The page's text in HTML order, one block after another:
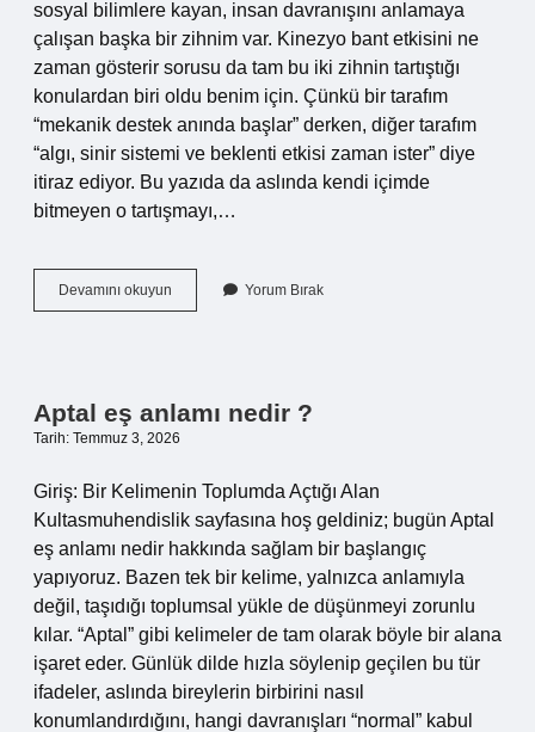
sosyal bilimlere kayan, insan davranışını anlamaya
çalışan başka bir zihnim var. Kinezyo bant etkisini ne
zaman gösterir sorusu da tam bu iki zihnin tartıştığı
konulardan biri oldu benim için. Çünkü bir tarafım
“mekanik destek anında başlar” derken, diğer tarafım
“algı, sinir sistemi ve beklenti etkisi zaman ister” diye
itiraz ediyor. Bu yazıda da aslında kendi içimde
bitmeyen o tartışmayı,…
Devamını okuyun
bant
?
Yorum Bırak
Aptal eş anlamı nedir ?
Tarih: Temmuz 3, 2026
Giriş: Bir Kelimenin Toplumda Açtığı Alan
Kultasmuhendislik sayfasına hoş geldiniz; bugün Aptal
eş anlamı nedir hakkında sağlam bir başlangıç
yapıyoruz. Bazen tek bir kelime, yalnızca anlamıyla
değil, taşıdığı toplumsal yükle de düşünmeyi zorunlu
kılar. “Aptal” gibi kelimeler de tam olarak böyle bir alana
işaret eder. Günlük dilde hızla söylenip geçilen bu tür
ifadeler, aslında bireylerin birbirini nasıl
konumlandırdığını, hangi davranışları “normal” kabul